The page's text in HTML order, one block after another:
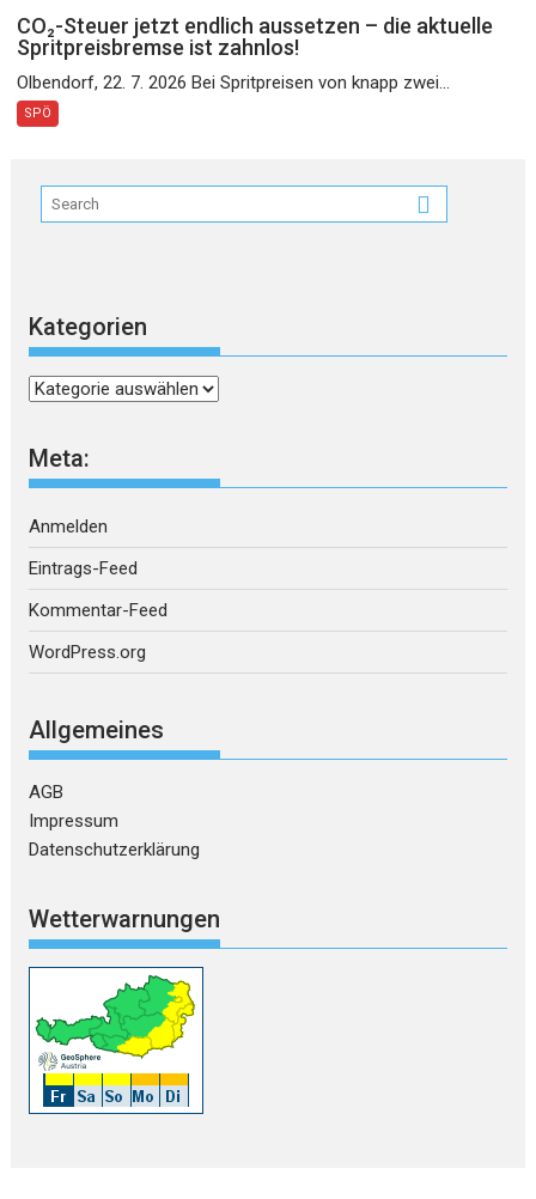
CO₂-Steuer jetzt endlich aussetzen – die aktuelle
Spritpreisbremse ist zahnlos!
Olbendorf, 22. 7. 2026 Bei Spritpreisen von knapp zwei...
SPÖ
Kategorien
Kategorien
Meta:
Anmelden
Eintrags-Feed
Kommentar-Feed
WordPress.org
Allgemeines
AGB
Impressum
Datenschutzerklärung
Wetterwarnungen